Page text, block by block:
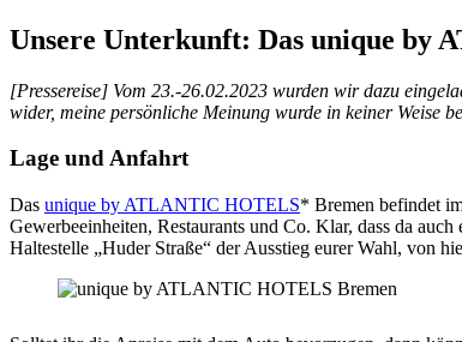
Unsere Unterkunft: Das unique by
[Pressereise] Vom 23.-26.02.2023 wurden wir dazu
wider, meine persönliche Meinung wurde in keiner Weise
Lage und Anfahrt
Das unique by ATLANTIC HOTELS* Bremen befindet
Gewerbeeinheiten, Restaurants und Co. Klar, dass da
Haltestelle „Huder Straße“ der Ausstieg eurer Wahl, von